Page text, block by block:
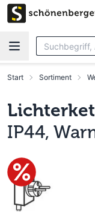
Zum Hauptinhalt
Start Sortiment
IP44,